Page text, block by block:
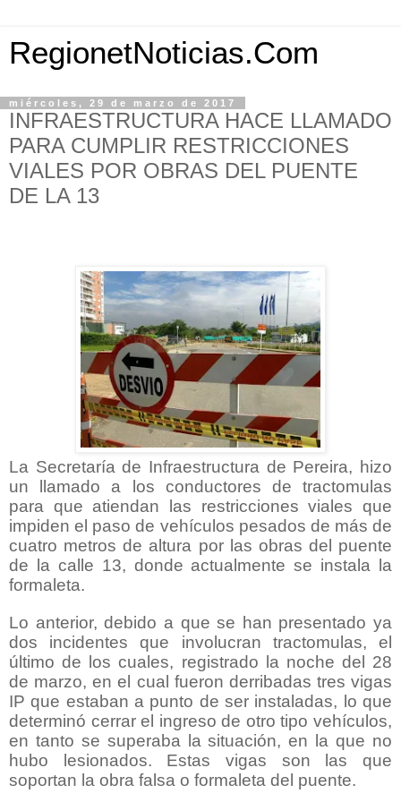
RegionetNoticias.Com
miércoles, 29 de marzo de 2017
INFRAESTRUCTURA HACE LLAMADO
PARA CUMPLIR RESTRICCIONES
VIALES POR OBRAS DEL PUENTE
DE LA 13
La Secretaría de Infraestructura de Pereira, hizo
un llamado a los conductores de tractomulas
para que atiendan las restricciones viales que
impiden el paso de vehículos pesados de más de
cuatro metros de altura por las obras del puente
de la calle 13, donde actualmente se instala la
formaleta.
Lo anterior, debido a que se han presentado ya
dos incidentes que involucran tractomulas, el
último de los cuales, registrado la noche del 28
de marzo, en el cual fueron derribadas tres vigas
IP que estaban a punto de ser instaladas, lo que
determinó cerrar el ingreso de otro tipo vehículos,
en tanto se superaba la situación, en la que no
hubo lesionados. Estas vigas son las que
soportan la obra falsa o formaleta del puente.